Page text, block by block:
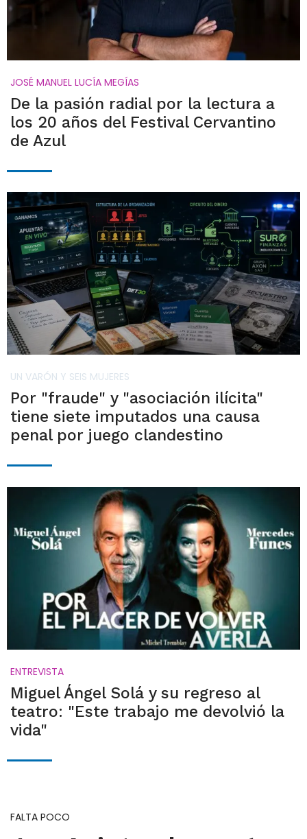
JOSÉ MANUEL LUCÍA MEGÍAS
De la pasión radial por la lectura a
los 20 años del Festival Cervantino
de Azul
UN VARÓN Y SEIS MUJERES
Por "fraude" y "asociación ilícita"
tiene siete imputados una causa
penal por juego clandestino
ENTREVISTA
Miguel Ángel Solá y su regreso al
teatro: "Este trabajo me devolvió la
vida"
FALTA POCO